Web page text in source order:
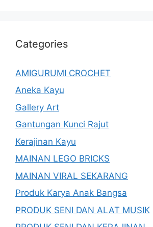
Categories
AMIGURUMI CROCHET
Aneka Kayu
Gallery Art
Gantungan Kunci Rajut
Kerajinan Kayu
MAINAN LEGO BRICKS
MAINAN VIRAL SEKARANG
Produk Karya Anak Bangsa
PRODUK SENI DAN ALAT MUSIK